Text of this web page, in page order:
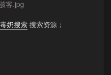
客.jpg
毒奶搜索 搜索资源；